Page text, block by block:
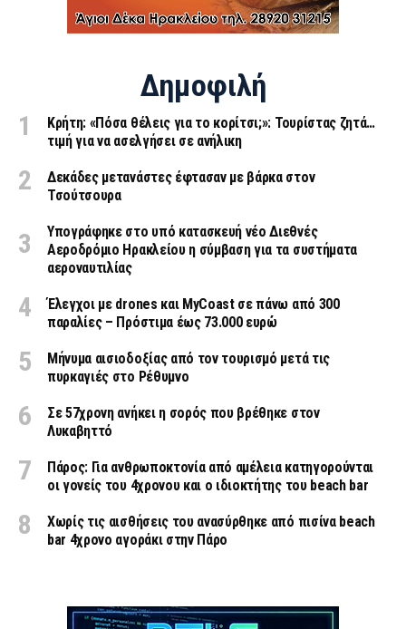
Δημοφιλή
Κρήτη: «Πόσα θέλεις για το κορίτσι;»: Τουρίστας ζητά…
τιμή για να ασελγήσει σε ανήλικη
Δεκάδες μετανάστες έφτασαν με βάρκα στον
Τσούτσουρα
Υπογράφηκε στο υπό κατασκευή νέο Διεθνές
Αεροδρόμιο Ηρακλείου η σύμβαση για τα συστήματα
αεροναυτιλίας
Έλεγχοι με drones και MyCoast σε πάνω από 300
παραλίες – Πρόστιμα έως 73.000 ευρώ
Μήνυμα αισιοδοξίας από τον τουρισμό μετά τις
πυρκαγιές στο Ρέθυμνο
Σε 57χρονη ανήκει η σορός που βρέθηκε στον
Λυκαβηττό
Πάρος: Για ανθρωποκτονία από αμέλεια κατηγορούνται
οι γονείς του 4χρονου και ο ιδιοκτήτης του beach bar
Χωρίς τις αισθήσεις του ανασύρθηκε από πισίνα beach
bar 4χρονο αγοράκι στην Πάρο